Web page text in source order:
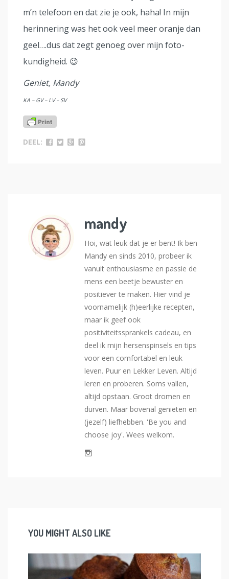
m’n telefoon en dat zie je ook, haha! In mijn
herinnering was het ook veel meer oranje dan
geel….dus dat zegt genoeg over mijn foto-
kundigheid. 😉
Geniet, Mandy
KA – GV – LV – SV
DEEL:
mandy
Hoi, wat leuk dat je er bent! Ik ben
Mandy en sinds 2010, probeer ik
vanuit enthousiasme en passie de
mens een beetje bewuster en
positiever te maken. Hier vind je
voornamelijk (h)eerlijke recepten,
maar ik geef ook
positiviteitssprankels cadeau, en
deel ik mijn hersenspinsels en tips
voor een comfortabel en leuk
leven. Puur en Lekker Leven. Altijd
leren en proberen. Soms vallen,
altijd opstaan. Groot dromen en
durven. Maar bovenal genieten en
(jezelf) liefhebben. 'Be you and
choose joy'. Wees welkom.
YOU MIGHT ALSO LIKE